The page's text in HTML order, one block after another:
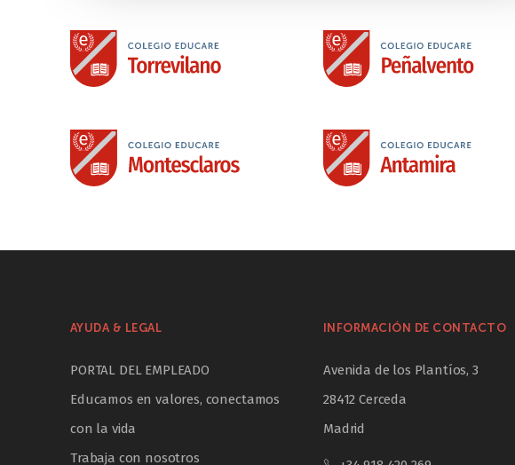
AYUDA & LEGAL
PORTAL DEL EMPLEADO
Educamos en valores, conectamos
con la vida
Trabaja con nosotros
INFORMACIÓN DE CONTACTO
Avenida de los Plantíos, 3
28412 Cerceda
Madrid